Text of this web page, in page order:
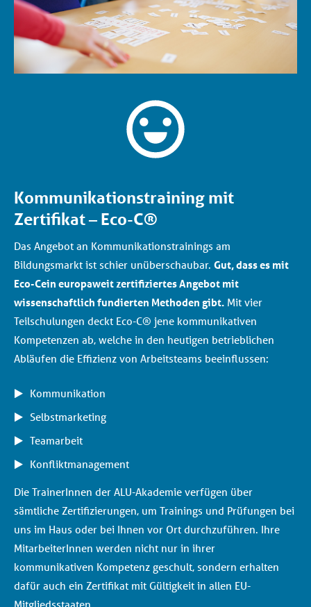
Kommunikationstraining mit
Zertifikat – Eco-C®
Das Angebot an Kommunikationstrainings am
Bildungsmarkt ist schier unüberschaubar. Gut, dass es mit
Eco-Cein europaweit zertifiziertes Angebot mit
wissenschaftlich fundierten Methoden gibt. Mit vier
Teilschulungen deckt Eco-C® jene kommunikativen
Kompetenzen ab, welche in den heutigen betrieblichen
Abläufen die Effizienz von Arbeitsteams beeinflussen:
Kommunikation
Selbstmarketing
Teamarbeit
Konfliktmanagement
Die TrainerInnen der ALU-Akademie verfügen über
sämtliche Zertifizierungen, um Trainings und Prüfungen bei
uns im Haus oder bei Ihnen vor Ort durchzuführen. Ihre
MitarbeiterInnen werden nicht nur in ihrer
kommunikativen Kompetenz geschult, sondern erhalten
dafür auch ein Zertifikat mit Gültigkeit in allen EU-